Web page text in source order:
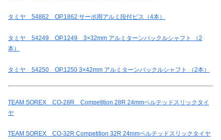
タミヤ 54862 OP.1862 サーボ用アルミ段付ビス（4本）
タミヤ 54249 OP.1249 3×32mm アルミターンバックルシャフト （2
本）
タミヤ 54250 OP.1250 3×42mm アルミターンバックルシャフト （2本）
TEAM SOREX CO-28R Competition 28R 24mmベルテッドスリックタイ
ヤ
TEAM SOREX CO-32R Competition 32R 24mmベルテッドスリックタイヤ